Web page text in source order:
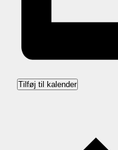
Tilføj til kalender